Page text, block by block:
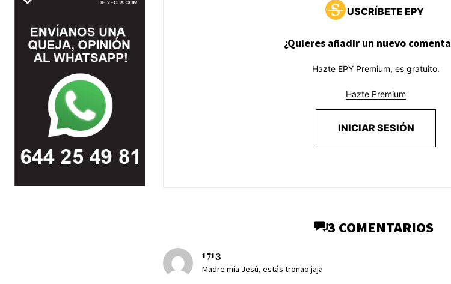
USCRÍBETE EPY
¿Quieres añadir un nuevo
Hazte EPY Premium, es gratuito.
Hazte Premium
INICIAR SESIÓN
3 COMENTARIOS
1713
Madre mía Jesú, estás tronao jaja